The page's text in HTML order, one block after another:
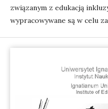
związanym z edukacją
wypracowywane są w celu